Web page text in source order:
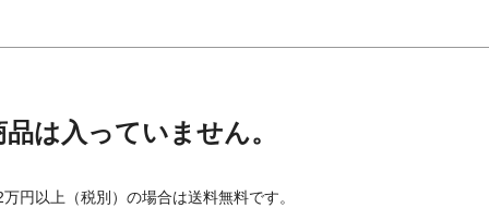
は入っていません。
円以上（税別）の場合は送料無料です。